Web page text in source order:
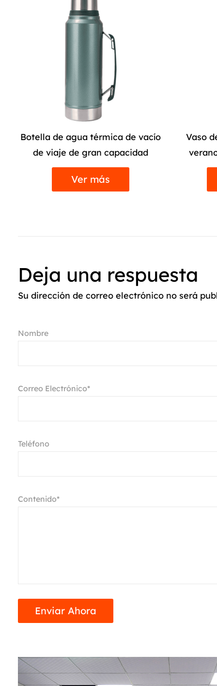
Vaso de refresco al vacío de
verano con mango de paja
Ver más
Taza
Deja una respuesta
Su dirección de correo electrónico no será
Nombre
Correo Electrónico*
Teléfono
Contenido*
Enviar Ahora